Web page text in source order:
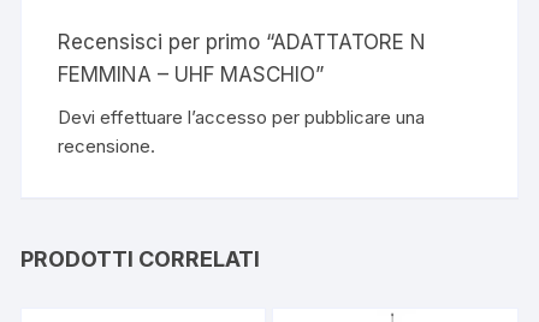
Recensisci per primo “ADATTATORE N
FEMMINA – UHF MASCHIO”
Devieffettuare l’accesso per pubblicare una
recensione.
PRODOTTI CORRELATI